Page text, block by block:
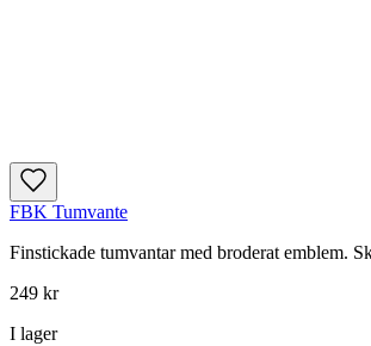
FBK Tumvante
Finstickade tumvantar med broderat emblem.
249 kr
I lager